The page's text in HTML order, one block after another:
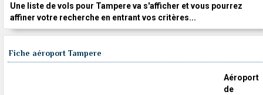
Une liste de vols pour Tampere va s'afficher et vous pourrez
affiner votre recherche en entrant vos critères...
Fiche aéroport Tampere
Aéroport
de